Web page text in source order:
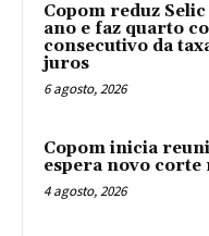
Copom reduz Selic
ano e faz quarto
consecutivo da
juros
6 agosto, 2026
Copom inicia
espera novo corte
4 agosto, 2026